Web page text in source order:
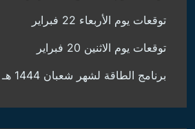
توقعات يوم الأربعاء 22 فبراير
توقعات يوم الاثنين 20 فبراير
برنامج الطاقة لشهر شعبان 1444 هـ